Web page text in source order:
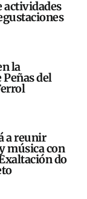
actividades
la
Peñas del
a reunir
música con
do